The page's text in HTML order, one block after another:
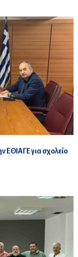
ΕΘΙΑΓΕ για σχολείο